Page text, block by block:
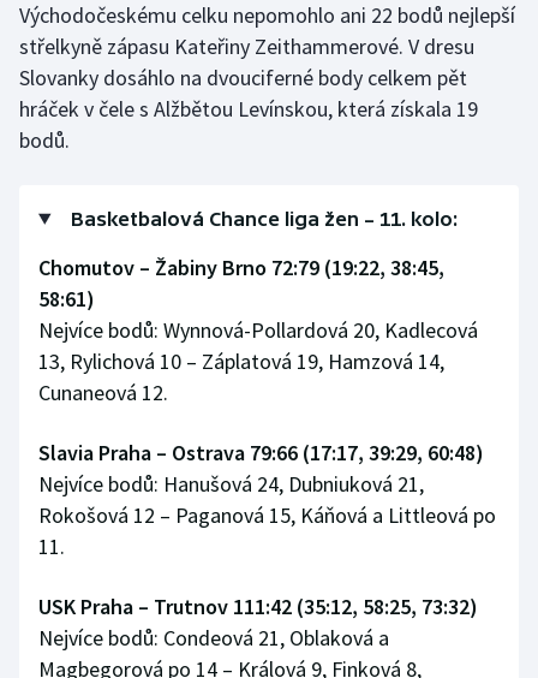
Stolní tenis
Triatlon
Veslování
Ostatní
Východočeskému celku nepomohlo ani 22 bodů nejlepší
střelkyně zápasu Kateřiny Zeithammerové. V dresu
Slovanky dosáhlo na dvouciferné body celkem pět
hráček v čele s Alžbětou Levínskou, která získala 19
bodů.
Basketbalová Chance liga žen – 11. kolo:
Chomutov – Žabiny Brno 72:79 (19:22, 38:45,
58:61)
Nejvíce bodů: Wynnová-Pollardová 20, Kadlecová
13, Rylichová 10 – Záplatová 19, Hamzová 14,
Cunaneová 12.
Slavia Praha – Ostrava 79:66 (17:17, 39:29, 60:48)
Nejvíce bodů: Hanušová 24, Dubniuková 21,
Rokošová 12 – Paganová 15, Káňová a Littleová po
11.
USK Praha – Trutnov 111:42 (35:12, 58:25, 73:32)
Nejvíce bodů: Condeová 21, Oblaková a
Magbegorová po 14 – Králová 9, Finková 8,